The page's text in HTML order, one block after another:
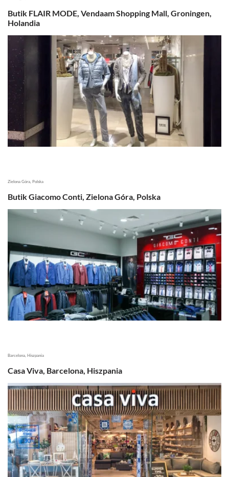
Butik FLAIR MODE, Vendaam Shopping Mall, Groningen,
Holandia
Zielona Góra, Polska
Butik Giacomo Conti, Zielona Góra, Polska
Barcelona, Hiszpania
Casa Viva, Barcelona, Hiszpania